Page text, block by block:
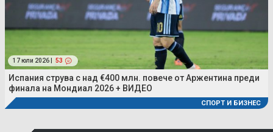
17 юли 2026 | 53
Испания струва с над €400 млн. повече от Аржентина преди
финала на Мондиал 2026 + ВИДЕО
СПОРТ И БИЗНЕС